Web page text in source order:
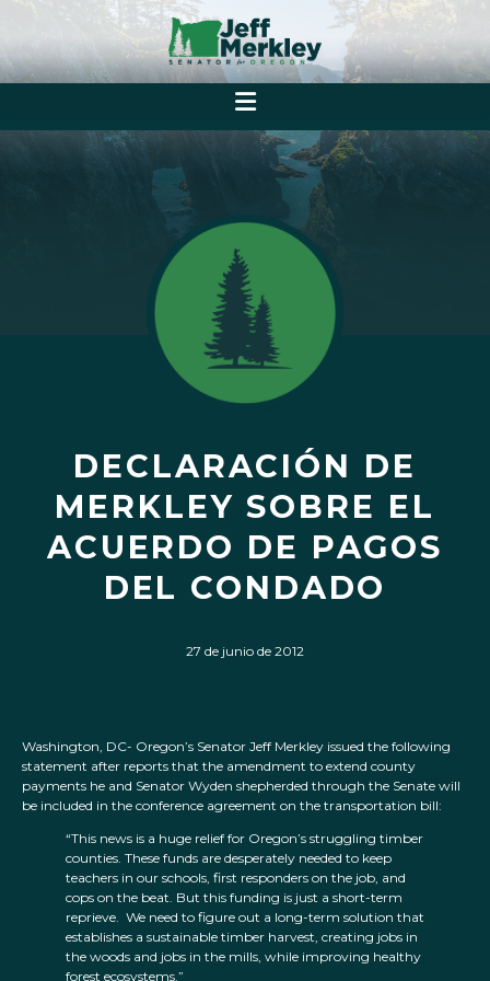
DECLARACIÓN DE
MERKLEY SOBRE EL
ACUERDO DE PAGOS
DEL CONDADO
27 de junio de 2012
Washington, DC- Oregon’s Senator Jeff Merkley issued the following
statement after reports that the amendment to extend county
payments he and Senator Wyden shepherded through the Senate will
be included in the conference agreement on the transportation bill:
“This news is a huge relief for Oregon’s struggling timber
counties. These funds are desperately needed to keep
teachers in our schools, first responders on the job, and
cops on the beat. But this funding is just a short-term
reprieve. We need to figure out a long-term solution that
establishes a sustainable timber harvest, creating jobs in
the woods and jobs in the mills, while improving healthy
forest ecosystems.”